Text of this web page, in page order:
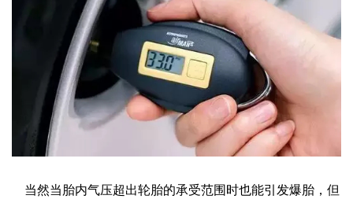
当然当胎内气压超出轮胎的承受范围时也能引发爆胎，但